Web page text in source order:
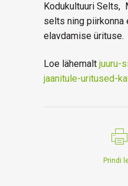
Kodukultuuri Selts,
selts ning piirkonna
elavdamise ürituse.
Loe lähemalt juuru-
jaanitule-uritused-
Prindi